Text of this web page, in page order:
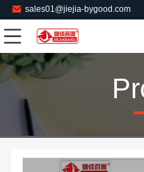
sales01@jiejia-bygood.com